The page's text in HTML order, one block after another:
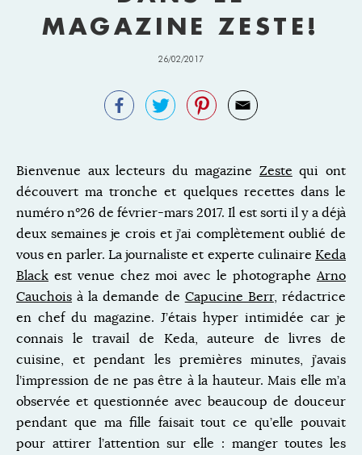
MAGAZINE ZESTE!
26/02/2017
Bienvenue aux lecteurs du magazine Zeste qui ont
découvert ma tronche et quelques recettes dans le
numéro n°26 de février-mars 2017. Il est sorti il y a déjà
deux semaines je crois et j’ai complètement oublié de
vous en parler. La journaliste et experte culinaire Keda
Black est venue chez moi avec le photographe Arno
Cauchois à la demande de Capucine Berr, rédactrice
en chef du magazine. J’étais hyper intimidée car je
connais le travail de Keda, auteure de livres de
cuisine, et pendant les premières minutes, j’avais
l’impression de ne pas être à la hauteur. Mais elle m’a
observée et questionnée avec beaucoup de douceur
pendant que ma fille faisait tout ce qu’elle pouvait
pour attirer l’attention sur elle : manger toutes les